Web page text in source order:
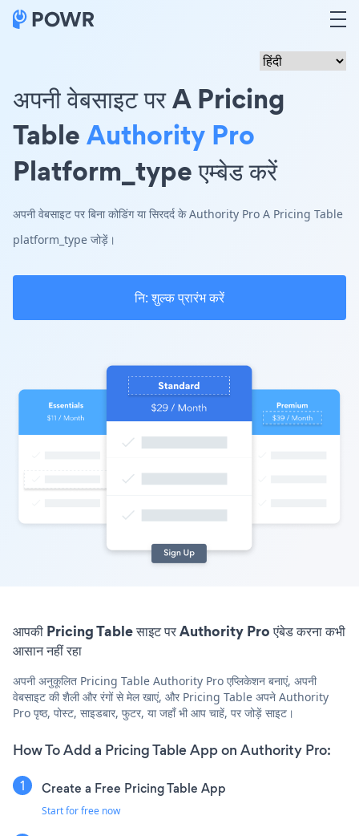
अपनी वेबसाइट पर A Pricing
TableAuthority Pro
Platform_type एम्बेड करें
अपनी वेबसाइट पर बिना कोडिंग या सिरदर्द के Authority Pro A Pricing Table
platform_type जोड़ें।
नि: शुल्क प्रारंभ करें
आपकी Pricing Table साइट पर Authority Pro एंबेड करना कभी
आसान नहीं रहा
अपनी अनुकूलित Pricing Table Authority Pro एप्लिकेशन बनाएं, अपनी
वेबसाइट की शैली और रंगों से मेल खाएं, और Pricing Table अपने Authority
Pro पृष्ठ, पोस्ट, साइडबार, फुटर, या जहाँ भी आप चाहें, पर जोड़ें साइट।
How To Add a Pricing Table App on Authority Pro:
Create a Free Pricing Table App
Start for free now